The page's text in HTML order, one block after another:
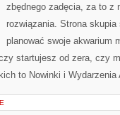
zbędnego zadęcia, za to z
rozwiązania. Strona
planować swoje akwarium
startujesz od zera, czy
to Nowinki i